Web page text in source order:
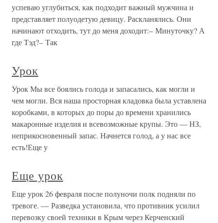
успеваю углубиться, как подходит важный мужчина и
представляет полуодетую девицу. Раскланялись. Они
начинают отходить, тут до меня доходит:– Минуточку? А
где Тэд?– Так
Урок
Урок Мы все боялись голода и запасались, как могли и
чем могли. Вся наша просторная кладовка была уставлена
коробками, в которых до поры до времени хранились
макаронные изделия и всевозможные крупы. Это — НЗ,
неприкосновенный запас. Начнется голод, а у нас все
есть!Еще у
Еще урок
Еще урок 26 февраля после полуночи полк подняли по
тревоге. — Разведка установила, что противник усилил
перевозку своей техники в Крым через Керченский